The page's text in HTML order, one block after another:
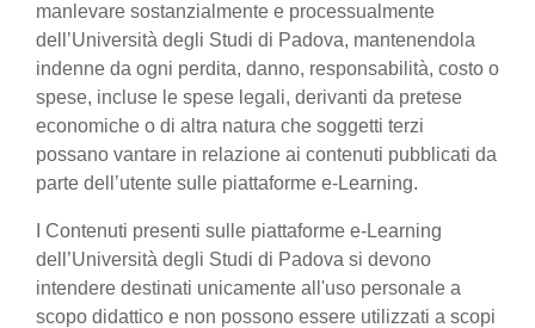
manlevare sostanzialmente e processualmente
dell’Università degli Studi di Padova, mantenendola
indenne da ogni perdita, danno, responsabilità, costo o
spese, incluse le spese legali, derivanti da pretese
economiche o di altra natura che soggetti terzi
possano vantare in relazione ai contenuti pubblicati da
parte dell’utente sulle piattaforme e-Learning.
I Contenuti presenti sulle piattaforme e-Learning
dell’Università degli Studi di Padova si devono
intendere destinati unicamente all'uso personale a
scopo didattico e non possono essere utilizzati a scopi